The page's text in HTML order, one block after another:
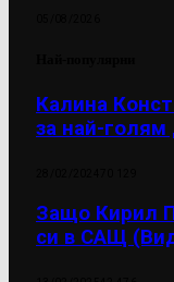
Калина
за най-голям
Защо Кирил
си в САЩ